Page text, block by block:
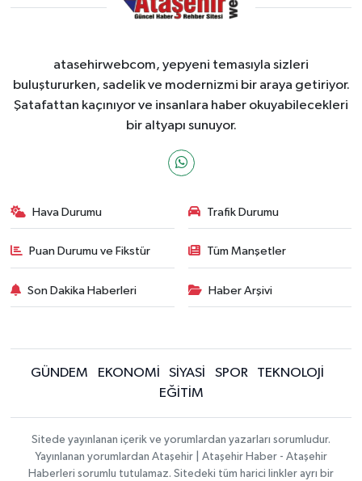
atasehirwebcom, yepyeni temasıyla sizleri
buluştururken, sadelik ve modernizmi bir araya getiriyor.
Şatafattan kaçınıyor ve insanlara haber okuyabilecekleri
bir altyapı sunuyor.
Hava Durumu Trafik Durumu
Puan Durumu ve Fikstür Tüm Manşetler
Son Dakika Haberleri Haber Arşivi
GÜNDEM EKONOMİ SİYASİ SPOR
TEKNOLOJİ
EĞİTİM
Sitede yayınlanan içerik ve yorumlardan yazarları sorumludur.
Yayınlanan yorumlardan Ataşehir | Ataşehir Haber - Ataşehir
Haberleri sorumlu tutulamaz. Sitedeki tüm harici linkler ayrı bir